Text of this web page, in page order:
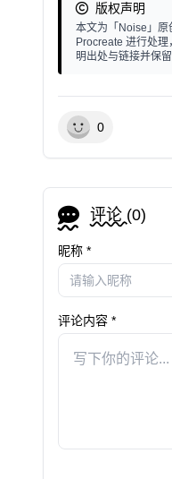
版权声明
本文为「Noise」原
Procreate 进行处
明出处与链接并保留
0
评论 (0)
昵称 *
评论内容 *